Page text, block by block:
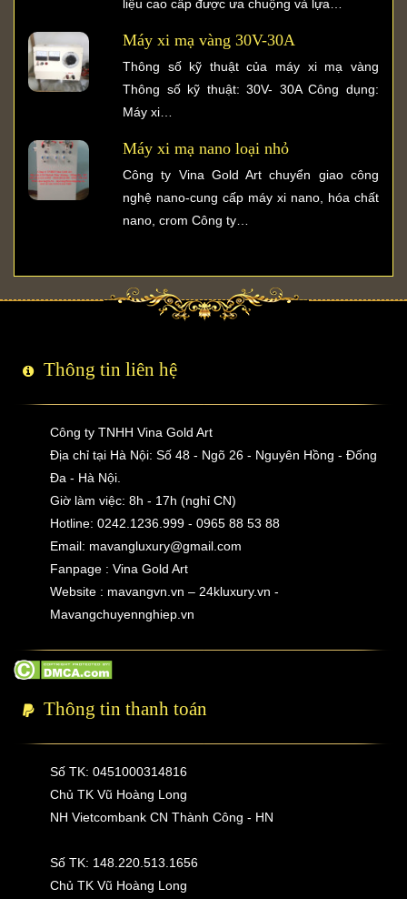
liệu cao cấp được ưa chuộng và lựa…
Máy xi mạ vàng 30V-30A
Thông số kỹ thuật của máy xi mạ vàng
Thông số kỹ thuật: 30V- 30A Công dụng:
Máy xi…
Máy xi mạ nano loại nhỏ
Công ty Vina Gold Art chuyển giao công
nghệ nano-cung cấp máy xi nano, hóa chất
nano, crom Công ty…
Thông tin liên hệ
Công ty TNHH Vina Gold Art
Địa chỉ tại Hà Nội: Số 48 - Ngõ 26 - Nguyên Hồng - Đống
Đa - Hà Nội.
Giờ làm việc: 8h - 17h (nghỉ CN)
Hotline: 0242.1236.999 - 0965 88 53 88
Email: mavangluxury@gmail.com
Fanpage : Vina Gold Art
Website : mavangvn.vn – 24kluxury.vn -
Mavangchuyennghiep.vn
Thông tin thanh toán
Số TK: 0451000314816
Chủ TK Vũ Hoàng Long
NH Vietcombank CN Thành Công - HN
Số TK: 148.220.513.1656
Chủ TK Vũ Hoàng Long